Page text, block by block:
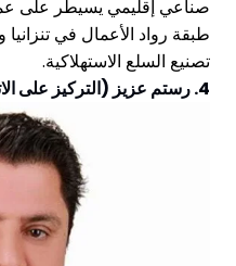
صناعي إقليمي يسيطر على
طبقة رواد الأعمال في تنزانيا
تصنيع السلع الاستهلاكية.